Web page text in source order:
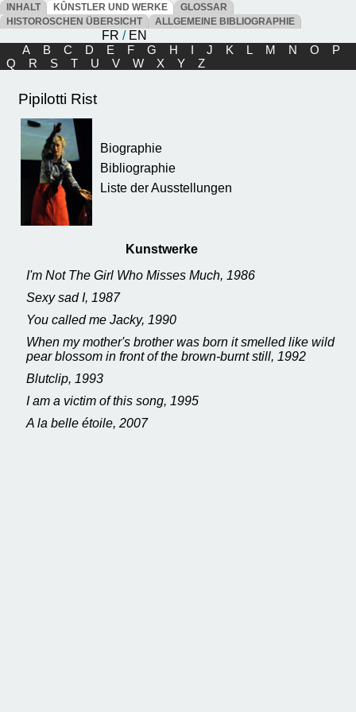
INHALT KÛNSTLER UND WERKE
GLOSSAR
HISTOROSCHEN ÜBERSICHT
ALLGEMEINE BIBLIOGRAPHIE
FR / EN
A
B C D E F G H I J K L M N O
P
Q
R S T U V W X Y Z